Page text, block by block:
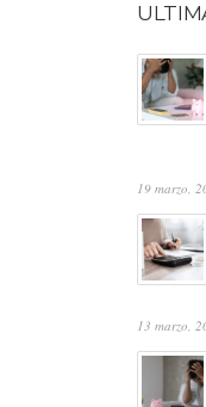
19 marzo,
13 marzo,